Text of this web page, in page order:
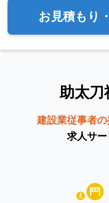
お見積もり
助太刀
建設業従事者
求人サー